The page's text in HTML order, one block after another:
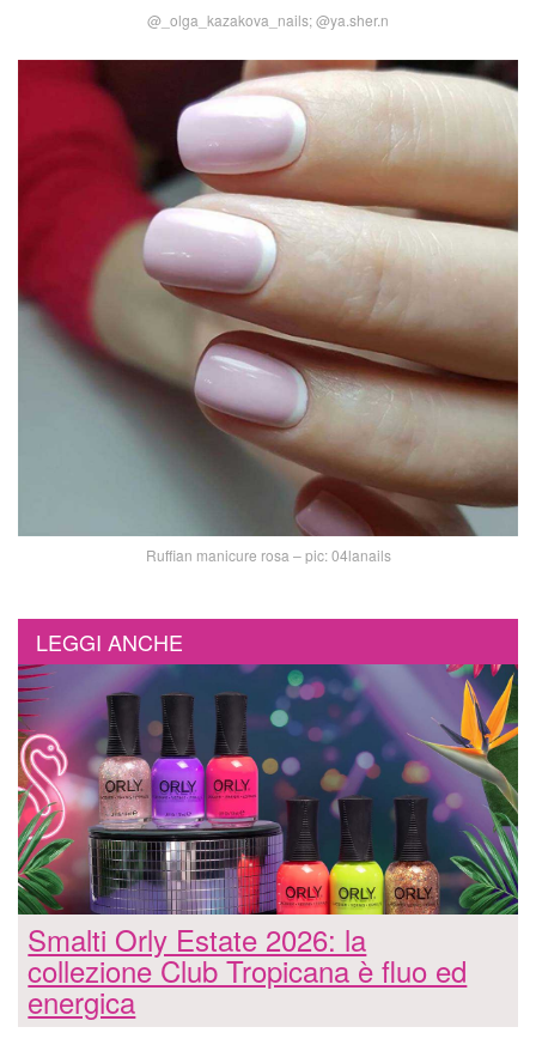
@_olga_kazakova_nails; @ya.sher.n
Ruffian manicure rosa – pic: 04lanails
LEGGI ANCHE
Smalti Orly Estate 2026: la
collezione Club Tropicana è fluo ed
energica